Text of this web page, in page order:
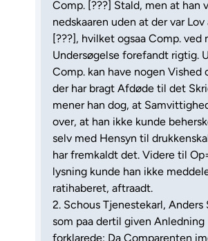
Comp. [???] Stald, men at han
nedskaaren uden at der var Lov
[???], hvilket ogsaa Comp. ved
Undersøgelse forefandt rigtig.
Comp. kan have nogen Vished
der har bragt Afdøde til det
mener han dog, at
over, at han ikke kunde
selv med Hensyn til
har fremkaldt det. Videre til
lysning kunde han ikke
ratihaberet, aftraadt.
2. Schous Tjenestekarl, Anders
som paa dertil given Anledning
forklarede: Da Comparenten